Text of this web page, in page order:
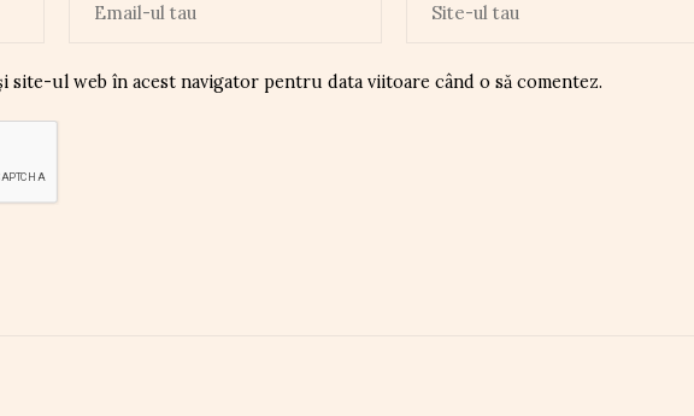
site-ul web în acest navigator pentru data viitoare când o să comentez.